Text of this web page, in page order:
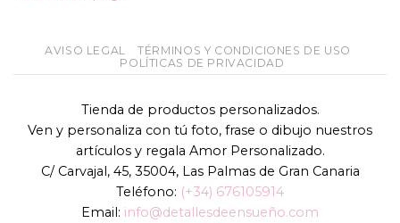
AVISO LEGAL
TÉRMINOS Y CONDICIONES DE USO
POLÍTICAS DE PRIVACIDAD
Tienda de productos personalizados.
Ven y personaliza con tú foto, frase o dibujo nuestros
artículos y regala Amor Personalizado.
C/ Carvajal, 45, 35004, Las Palmas de Gran Canaria
Teléfono: (+34) 676105914
Email: info@detallesdeensueño.com